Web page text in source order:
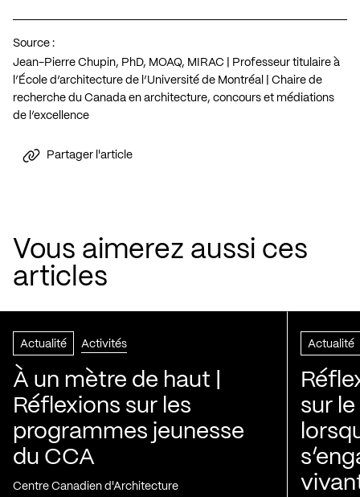
Source :
Jean-Pierre Chupin, PhD, MOAQ, MIRAC | Professeur titulaire à
l’École d’architecture de l’Université de Montréal | Chaire de
recherche du Canada en architecture, concours et médiations
de l’excellence
Partager l'article
Vous aimerez aussi ces
articles
Actualité Activités
À un mètre de haut |
Réflexions sur les
programmes jeunesse
du CCA
Centre Canadien d'Architecture
Actualité
sur